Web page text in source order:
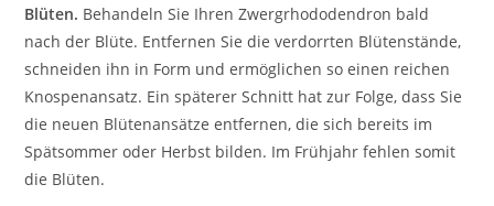
Blüten. Behandeln Sie Ihren Zwergrhododendron bald
nach der Blüte. Entfernen Sie die verdorrten Blütenstände,
schneiden ihn in Form und ermöglichen so einen reichen
Knospenansatz. Ein späterer Schnitt hat zur Folge, dass Sie
die neuen Blütenansätze entfernen, die sich bereits im
Spätsommer oder Herbst bilden. Im Frühjahr fehlen somit
die Blüten.